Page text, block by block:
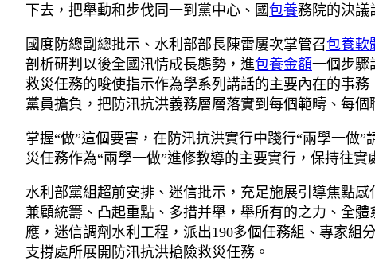
下去，把舉動和步伐同一到黨中心、國包養務院的決議
國度防總副總批示、水利部部長陳雷屢次掌管召包養軟
剖析研判以後全國汛情成長態勢，進包養金額一個步驟
救災任務的唆使指示作為學系列講話的主要內在的事務
黨員擔負，把防汛抗洪義務層層落實到每個範疇、每
掌握“做”這個要害，在防汛抗洪實行中踐行“兩學一做
災任務作為“兩學一做”進修教導的主要實行，保持往實
水利部黨組超前安排、迷信批示，充足施展引導焦點
兼顧統籌、凸起重點、多措并舉，舉所有的之力、全
應，迷信調劑水利工程，派出190多個任務組、專家組
支撐處所展開防汛抗洪搶險救災任務。